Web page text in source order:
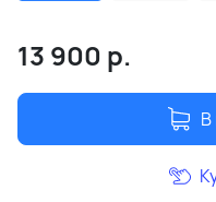
13 900 р.
В